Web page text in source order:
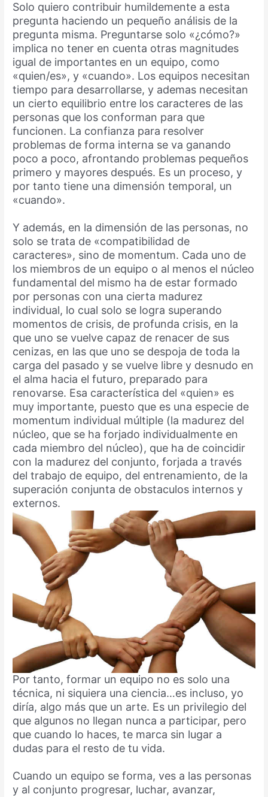
Solo quiero contribuir humildemente a esta
pregunta haciendo un pequeño análisis de la
pregunta misma. Preguntarse solo «¿cómo?»
implica no tener en cuenta otras magnitudes
igual de importantes en un equipo, como
«quien/es», y «cuando». Los equipos necesitan
tiempo para desarrollarse, y ademas necesitan
un cierto equilibrio entre los caracteres de las
personas que los conforman para que
funcionen. La confianza para resolver
problemas de forma interna se va ganando
poco a poco, afrontando problemas pequeños
primero y mayores después. Es un proceso, y
por tanto tiene una dimensión temporal, un
«cuando».
Y además, en la dimensión de las personas, no
solo se trata de «compatibilidad de
caracteres», sino de momentum. Cada uno de
los miembros de un equipo o al menos el núcleo
fundamental del mismo ha de estar formado
por personas con una cierta madurez
individual, lo cual solo se logra superando
momentos de crisis, de profunda crisis, en la
que uno se vuelve capaz de renacer de sus
cenizas, en las que uno se despoja de toda la
carga del pasado y se vuelve libre y desnudo en
el alma hacia el futuro, preparado para
renovarse. Esa característica del «quien» es
muy importante, puesto que es una especie de
momentum individual múltiple (la madurez del
núcleo, que se ha forjado individualmente en
cada miembro del núcleo), que ha de coincidir
con la madurez del conjunto, forjada a través
del trabajo de equipo, del entrenamiento, de la
superación conjunta de obstaculos internos y
externos.
Por tanto, formar un equipo no es solo una
técnica, ni siquiera una ciencia…es incluso, yo
diría, algo más que un arte. Es un privilegio del
que algunos no llegan nunca a participar, pero
que cuando lo haces, te marca sin lugar a
dudas para el resto de tu vida.
Cuando un equipo se forma, ves a las personas
y al conjunto progresar, luchar, avanzar,